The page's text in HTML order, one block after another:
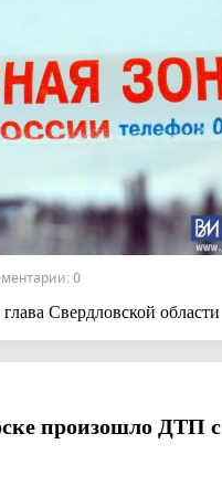
0
Свердловской области
произошло ДТП с